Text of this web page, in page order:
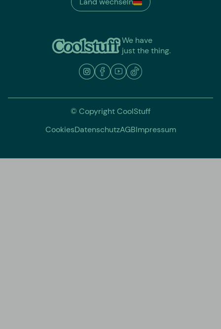
We have
just the thing.
© Copyright CoolStuff
CookiesDatenschutzAGBImpressum